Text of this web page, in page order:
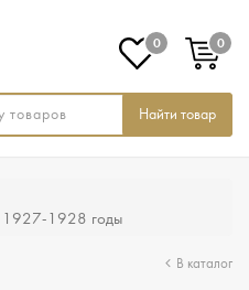
Найти товар
0 0
1927-1928 годы
В каталог